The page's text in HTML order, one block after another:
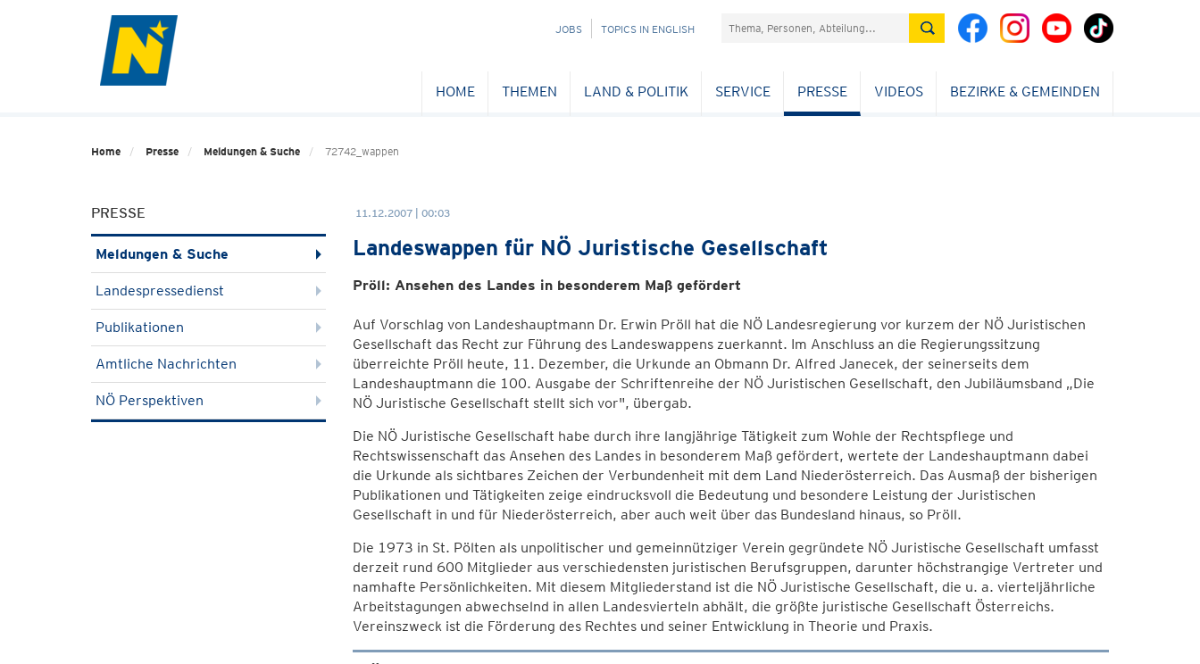
NAVIGATION
JOBS TOPICS IN ENGLISH Suchefeld
HOME THEMEN LAND & POLITIK SERVICE PRESSE VIDEOS BEZIRKE & GEMEINDEN
Home Presse Meldungen & Suche 72742_wappen
PRESSE
Meldungen & Suche
Landespressedienst
Publikationen
Amtliche Nachrichten
NÖ Perspektiven
11.12.2007 | 00:03
Landeswappen für NÖ Juristische Gesellschaft
Pröll: Ansehen des Landes in besonderem Maß gefördert
Auf Vorschlag von Landeshauptmann Dr. Erwin Pröll hat die NÖ Landesregierung vor kurzem der NÖ Juristischen
Gesellschaft das Recht zur Führung des Landeswappens zuerkannt. Im Anschluss an die Regierungssitzung
überreichte Pröll heute, 11. Dezember, die Urkunde an Obmann Dr. Alfred Janecek, der seinerseits dem
Landeshauptmann die 100. Ausgabe der Schriftenreihe der NÖ Juristischen Gesellschaft, den Jubiläumsband „Die
NÖ Juristische Gesellschaft stellt sich vor", übergab.
Die NÖ Juristische Gesellschaft habe durch ihre langjährige Tätigkeit zum Wohle der Rechtspflege und
Rechtswissenschaft das Ansehen des Landes in besonderem Maß gefördert, wertete der Landeshauptmann dabei
die Urkunde als sichtbares Zeichen der Verbundenheit mit dem Land Niederösterreich. Das Ausmaß der bisherigen
Publikationen und Tätigkeiten zeige eindrucksvoll die Bedeutung und besondere Leistung der Juristischen
Gesellschaft in und für Niederösterreich, aber auch weit über das Bundesland hinaus, so Pröll.
Die 1973 in St. Pölten als unpolitischer und gemeinnütziger Verein gegründete NÖ Juristische Gesellschaft umfasst
derzeit rund 600 Mitglieder aus verschiedensten juristischen Berufsgruppen, darunter höchstrangige Vertreter und
namhafte Persönlichkeiten. Mit diesem Mitgliederstand ist die NÖ Juristische Gesellschaft, die u. a. vierteljährliche
Arbeitstagungen abwechselnd in allen Landesvierteln abhält, die größte juristische Gesellschaft Österreichs.
Vereinszweck ist die Förderung des Rechtes und seiner Entwicklung in Theorie und Praxis.